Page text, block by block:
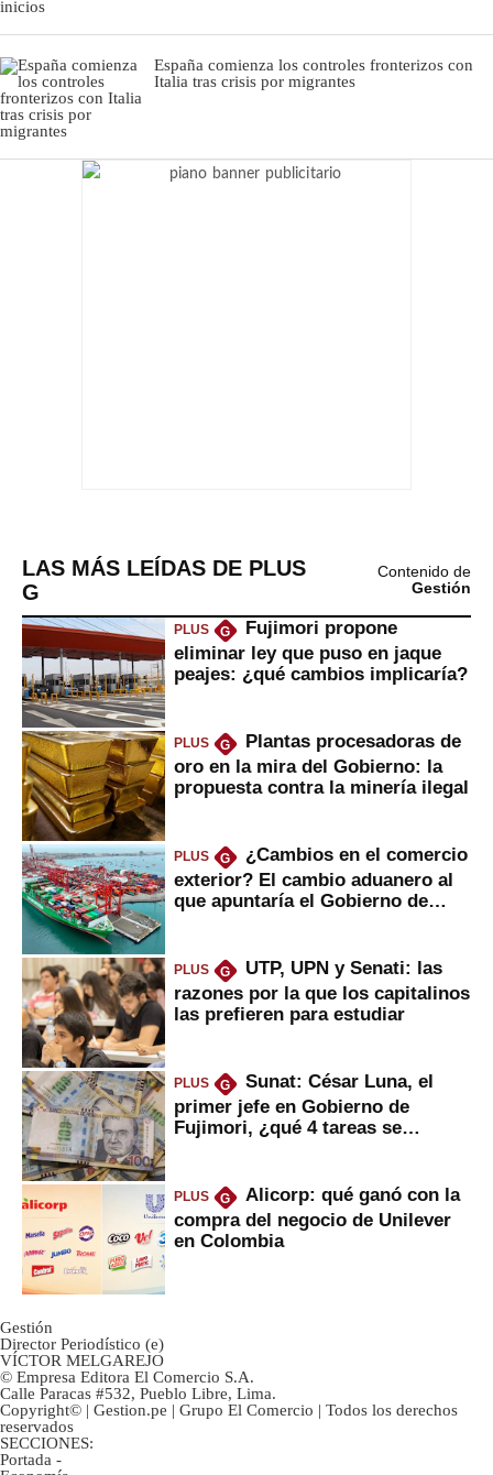
España comienza los controles fronterizos con
Italia tras crisis por migrantes
LAS MÁS LEÍDAS DE PLUS
G
Contenido de
Gestión
PLUS G
Fujimori propone
eliminar ley que puso en jaque
peajes: ¿qué cambios implicaría?
PLUS G
Plantas procesadoras de
oro en la mira del Gobierno: la
propuesta contra la minería ilegal
PLUS G
¿Cambios en el comercio
exterior? El cambio aduanero al
que apuntaría el Gobierno de
PLUS G
UTP, UPN y Senati: las
razones por la que los capitalinos
las prefieren para estudiar
PLUS G
Sunat: César Luna, el
primer jefe en Gobierno de
Fujimori, ¿qué 4 tareas se
PLUS G
Alicorp: qué ganó con la
compra del negocio de Unilever
en Colombia
Gestión
Director Periodístico (e)
VÍCTOR MELGAREJO
© Empresa Editora El Comercio S.A.
Calle Paracas #532, Pueblo Libre, Lima.
Copyright© | Gestion.pe | Grupo El Comercio | Todos los derechos
reservados
SECCIONES:
Portada -